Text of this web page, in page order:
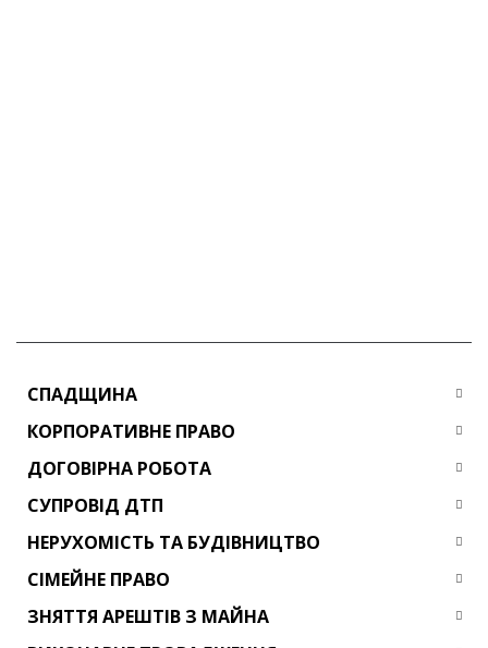
СПАДЩИНА
КОРПОРАТИВНЕ ПРАВО
ДОГОВІРНА РОБОТА
СУПРОВІД ДТП
НЕРУХОМІСТЬ ТА БУДІВНИЦТВО
СІМЕЙНЕ ПРАВО
ЗНЯТТЯ АРЕШТІВ З МАЙНА